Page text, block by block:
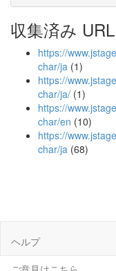
収集済み
https://
char/ja (1)
https://
char/ja/ (1)
https://
char/en (10)
https://
char/ja (68)
ヘルプ